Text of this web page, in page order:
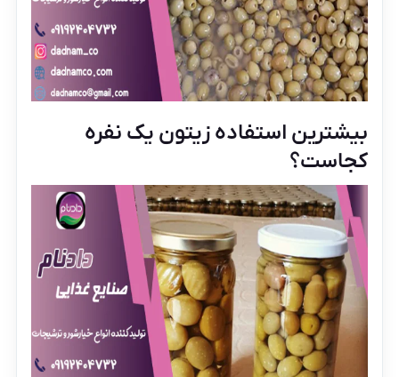
بیشترین استفاده زیتون یک نفره
کجاست؟